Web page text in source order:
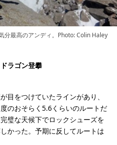
分最高のアンディ。Photo: Colin Haley
ラゴン登攀
目をつけていたラインがあり、
のおそらく5.6くらいのルートだ
璧な天候下でロックシューズを
かった。予期に反してルートは